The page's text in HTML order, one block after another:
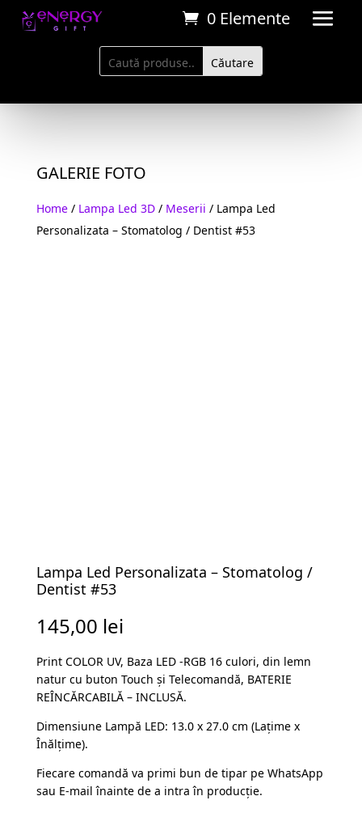
0 Elemente
GALERIE FOTO
Home/ Lampa Led 3D/ Meserii / Lampa Led
Personalizata – Stomatolog / Dentist #53
Lampa Led Personalizata – Stomatolog /
Dentist #53
145,00 lei
Print COLOR UV, Baza LED -RGB 16 culori, din lemn
natur cu buton Touch și Telecomandă, BATERIE
REÎNCĂRCABILĂ – INCLUSĂ.
Dimensiune Lampă LED: 13.0 x 27.0 cm (Lațime x
Înălțime).
Fiecare comandă va primi bun de tipar pe WhatsApp
sau E-mail înainte de a intra în producție.